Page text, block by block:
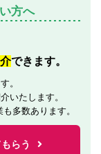
方へ
できます。
。
いたします。
多数あります。
らう